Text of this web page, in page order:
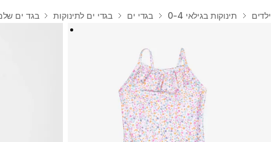
בית
ילדים תינוקות בגילאי 0-4 בגדי ים בגדי ים לתינוקות בגד ים